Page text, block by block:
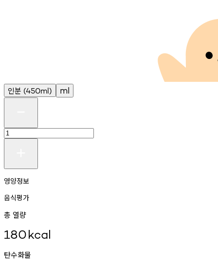
인분 (450ml) ml
영양정보
음식평가
총 열량
180kcal
탄수화물